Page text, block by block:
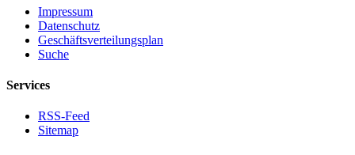
Impressum
Datenschutz
Geschäftsverteilungsplan
Suche
Services
RSS-Feed
Sitemap